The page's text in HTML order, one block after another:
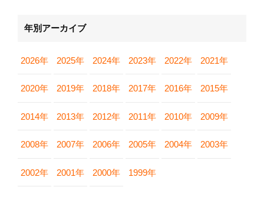
年別アーカイブ
2026年 2025年 2024年 2023年 2022年 2021年
2020年 2019年 2018年 2017年 2016年 2015年
2014年 2013年 2012年 2011年 2010年 2009年
2008年 2007年 2006年 2005年 2004年 2003年
2002年 2001年 2000年 1999年